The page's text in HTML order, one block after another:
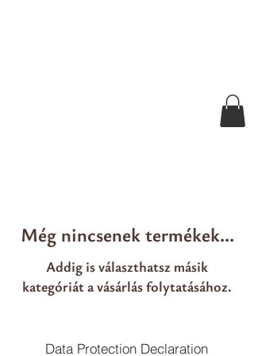
Még nincsenek termékek...
Addig is választhatsz másik
kategóriát a vásárlás folytatásához.
Data Protection Declaration